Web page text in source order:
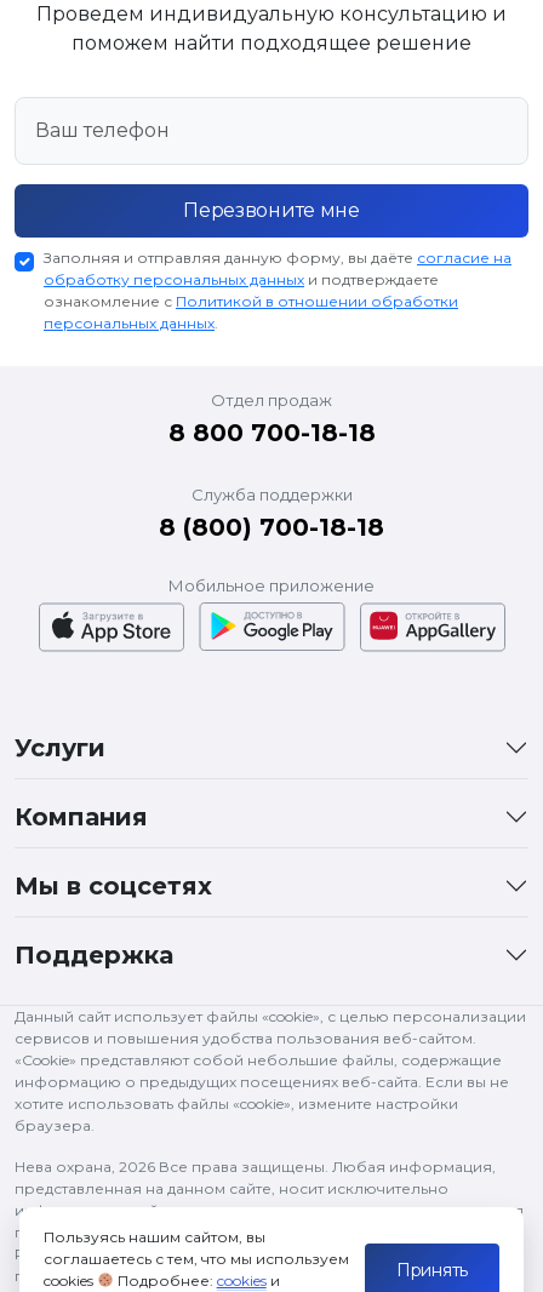
Проведем индивидуальную консультацию и
поможем найти подходящее решение
Перезвоните мне
Заполняя и отправляя данную форму, вы даёте согласие на
обработку персональных данных и подтверждаете
ознакомление с Политикой в отношении обработки
персональных данных
Услуги
Компания
Мы в соцсетях
Поддержка
Мобильное приложение
Отдел продаж
8 800 700-18-18
Служба поддержки
8 (800) 700-18-18
Данный сайт использует файлы «cookie», с целью персонализации
сервисов и повышения удобства пользования веб-сайтом.
«Cookie» представляют собой небольшие файлы, содержащие
информацию о предыдущих посещениях веб-сайта. Если вы не
хотите использовать файлы «cookie», измените настройки
браузера.
Нева охрана, 2026 Все права защищены. Любая информация,
представленная на данном сайте, носит исключительно
информационный характер и ни при каких условиях не является
публичной офертой, определяемой положениями статьи 437 ГК
РФ. Все права на изображения и тексты принадлежат их
правообладателям и используются в рамках цитирования.
Пользуясь нашим сайтом, вы
соглашаетесь с тем, что мы используем
cookies
Подробнее: cookiesи Принять